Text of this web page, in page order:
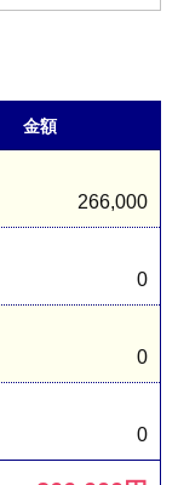
金額
266,000
0
0
0